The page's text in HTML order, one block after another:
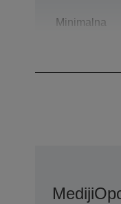
Minimalna
Mediji